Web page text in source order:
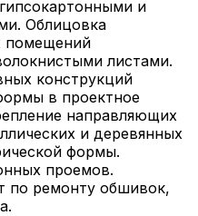
и
Облицовка
помещений
листами.
конструкций
в проектное
направляющих
и деревянных
формы.
проемов.
по ремонту обшивок,